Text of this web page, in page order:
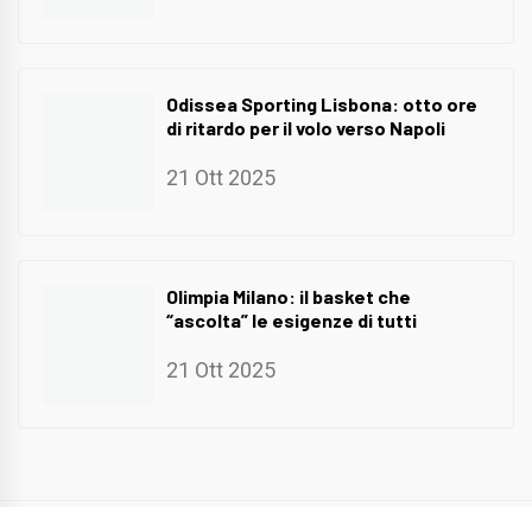
Odissea Sporting Lisbona: otto ore
di ritardo per il volo verso Napoli
21 Ott 2025
Olimpia Milano: il basket che
“ascolta” le esigenze di tutti
21 Ott 2025